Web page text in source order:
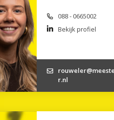
088 - 0665002
Bekijk profiel
r.nl